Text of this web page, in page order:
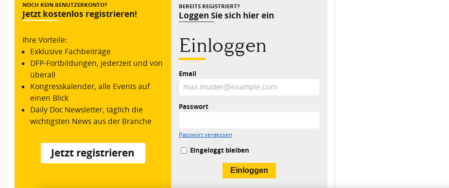
NOCH KEIN BENUTZERKONTO?
Jetzt kostenlos registrieren!
Ihre Vorteile:
Exklusive Fachbeiträge
DFP-Fortbildungen, jederzeit und von
überall
Kongresskalender, alle Events auf
einen Blick
Daily Doc Newsletter, täglich die
wichtigsten News aus der Branche
Jetzt registrieren
BEREITS REGISTRIERT?
Loggen Sie sich hier ein
Einloggen
Email
Passwort
Passwort vergessen
Eingeloggt bleiben